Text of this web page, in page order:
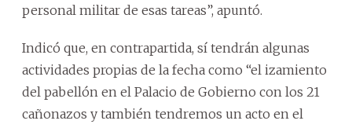
personal militar de esas tareas”, apuntó.
Indicó que, en contrapartida, sí tendrán algunas
actividades propias de la fecha como “el izamiento
del pabellón en el Palacio de Gobierno con los 21
cañonazos y también tendremos un acto en el